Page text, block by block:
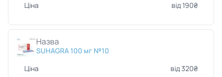
Ціна
від 190₴
Назва
SUHAGRA 100 мг №10
Ціна
від 320₴